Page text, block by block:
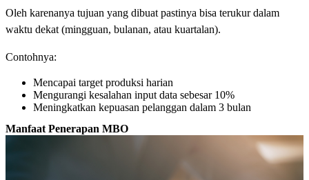
Oleh karenanya tujuan yang dibuat pastinya bisa terukur dalam
waktu dekat (mingguan, bulanan, atau kuartalan).
Contohnya:
Mencapai target produksi harian
Mengurangi kesalahan input data sebesar 10%
Meningkatkan kepuasan pelanggan dalam 3 bulan
Manfaat Penerapan MBO